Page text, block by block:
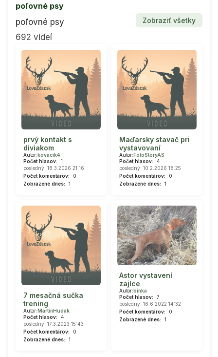
poľovné psy
poľovné psy
692 videí
Zobraziť všetky
prvý kontakt s
diviakom
Autor:kovacik4
Počet hlasov:
1
posledný: 18.3.2026 21:16
Počet komentárov:
0
Zobrazené dnes:
1
Maďarsky stavač pri
vystavovaní
Autor:FotoStoryAS
Počet hlasov:
4
posledný: 10.2.2026 18:25
Počet komentárov:
0
Zobrazené dnes:
1
7 mesačná sučka
trening
Autor:MartinHudak
Počet hlasov:
4
posledný: 17.3.2023 15:43
Počet komentárov:
0
Zobrazené dnes:
1
Astor vystavení
zajíce
Autor:binka
Počet hlasov:
7
posledný: 16.6.2022 14:32
Počet komentárov:
0
Zobrazené dnes:
1